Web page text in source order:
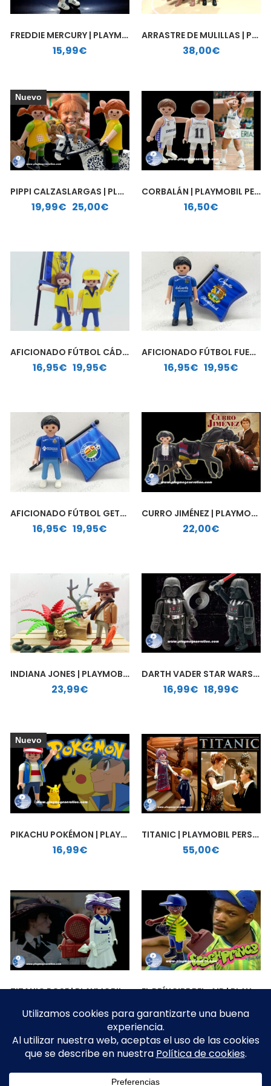
FREDDIE MERCURY | PLAYMOBIL PERSONALIZADO
15,99€
ARRASTRE DE MULILLAS | PLAYMOBIL PERSONALIZADO
38,00€
Nuevo
PIPPI CALZASLARGAS | PLAYMOBIL PERSONALIZADO
19,99€ 25,00€
Rango de precios: desde 19,99€ hasta 25,00€
CORBALÁN | PLAYMOBIL PERSONALIZADO
16,50€
AFICIONADO FÚTBOL CÁDIZ| PLAYMOBIL PERSONALIZADO
16,95€ 19,95€
Rango de precios: desde 16,95€ hasta 19,95€
AFICIONADO FÚTBOL FUENLABRADA | PLAYMOBIL PERSONALIZADO
16,95€ 19,95€
Rango de precios: desde 16,95€ hasta 19,95€
AFICIONADO FÚTBOL GETAFE | PLAYMOBIL PERSONALIZADO
16,95€ 19,95€
Rango de precios: desde 16,95€ hasta 19,95€
CURRO JIMÉNEZ | PLAYMOBIL PERSONALIZADO
22,00€
INDIANA JONES | PLAYMOBIL PERSONALIZADO
23,99€
DARTH VADER STAR WARS | PLAYMOBIL PERSONALIZADO
16,99€ 18,99€
Rango de precios: desde 16,99€ hasta 18,99€
Nuevo
PIKACHU POKÉMON | PLAYMOBIL PERSONALIZADO
16,99€
TITANIC | PLAYMOBIL PERSONALIZADO
55,00€
TITANIC ROSE | PLAYMOBIL PERSONALIZADO EL PRÍNCIPE BEL-AIR | PLAYMOBIL PERSONALIZADO